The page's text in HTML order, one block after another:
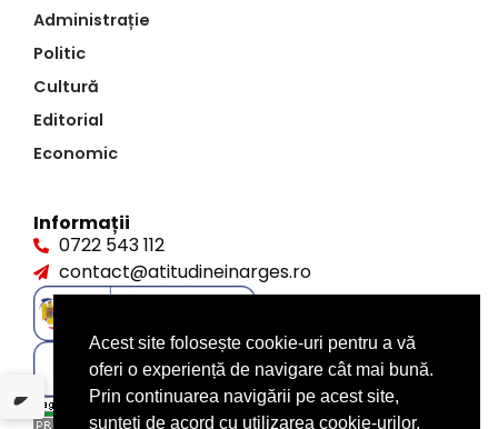
Administrație
Politic
Cultură
Editorial
Economic
Informații
0722 543 112
contact@atitudineinarges.ro
Acest site folosește cookie-uri pentru a vă
oferi o experiență de navigare cât mai bună.
Prin continuarea navigării pe acest site,
sunteți de acord cu utilizarea cookie-urilor.